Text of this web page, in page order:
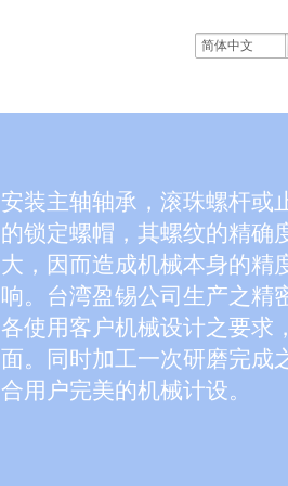
简体中文
安装主轴轴承，滚珠螺杆或
的锁定螺帽，其螺纹的精确
大，因而造成机械本身的精
响。台湾盈锡公司生产之精
各使用客户机械设计之要求
面。同时加工一次研磨完成
合用户完美的机械计设。